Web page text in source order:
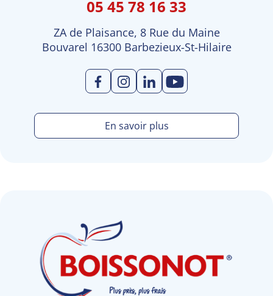
05 45 78 16 33
ZA de Plaisance, 8 Rue du Maine
Bouvarel 16300 Barbezieux-St-Hilaire
En savoir plus